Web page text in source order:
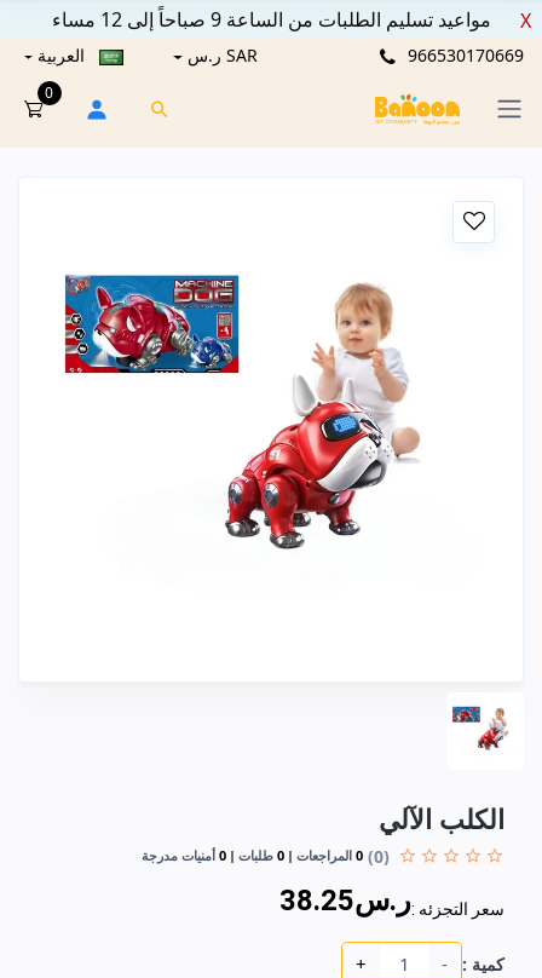
مواعيد تسليم الطلبات من الساعة 9 صباحاً إلى 12 مساء X
966530170669 SAR ر.س العربية
0
الكلب الآلي
(0)
0 المراجعات 0 طلبات 0 أمنيات مدرجة
سعر التجزئه :ر.س38.25
كمية : -
+